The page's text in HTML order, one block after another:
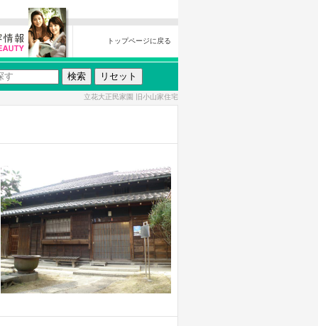
トップページに戻る
立花大正民家園 旧小山家住宅